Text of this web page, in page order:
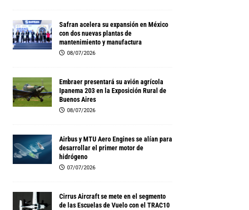
Safran acelera su expansión en México
con dos nuevas plantas de
mantenimiento y manufactura
08/07/2026
Embraer presentará su avión agrícola
Ipanema 203 en la Exposición Rural de
Buenos Aires
08/07/2026
Airbus y MTU Aero Engines se alían para
desarrollar el primer motor de
hidrógeno
07/07/2026
Cirrus Aircraft se mete en el segmento
de las Escuelas de Vuelo con el TRAC10